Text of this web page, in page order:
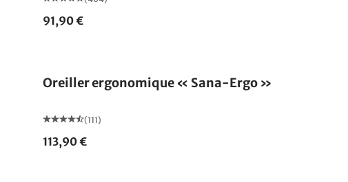
91,90 €
Oreiller ergonomique « Sana-Ergo »
(111)
113,90 €